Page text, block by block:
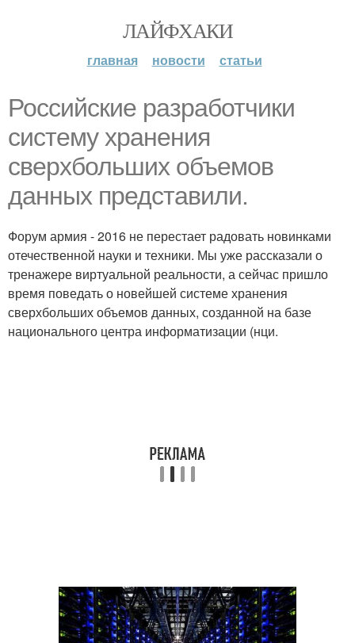
ЛАЙФХАКИ
главная новости статьи
Российские разработчики
систему хранения
сверхбольших объемов
данных представили.
Форум армия - 2016 не перестает радовать новинками
отечественной науки и техники. Мы уже рассказали о
тренажере виртуальной реальности, а сейчас пришло
время поведать о новейшей системе хранения
сверхбольших объемов данных, созданной на базе
национального центра информатизации (нци.